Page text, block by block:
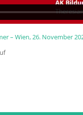
– Wien, 26. November